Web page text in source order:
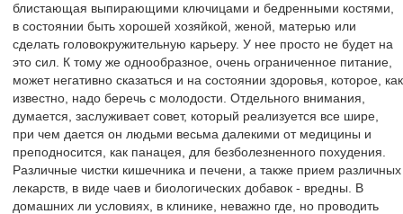
блистающая выпирающими ключицами и бедренными костями,
в состоянии быть хорошей хозяйкой, женой, матерью или
сделать головокружительную карьеру. У нее просто не будет на
это сил. К тому же однообразное, очень ограниченное питание,
может негативно сказаться и на состоянии здоровья, которое, как
известно, надо беречь с молодости. Отдельного внимания,
думается, заслуживает совет, который реализуется все шире,
при чем дается он людьми весьма далекими от медицины и
преподносится, как панацея, для безболезненного похудения.
Различные чистки кишечника и печени, а также прием различных
лекарств, в виде чаев и биологических добавок - вредны. В
домашних ли условиях, в клинике, неважно где, но проводить